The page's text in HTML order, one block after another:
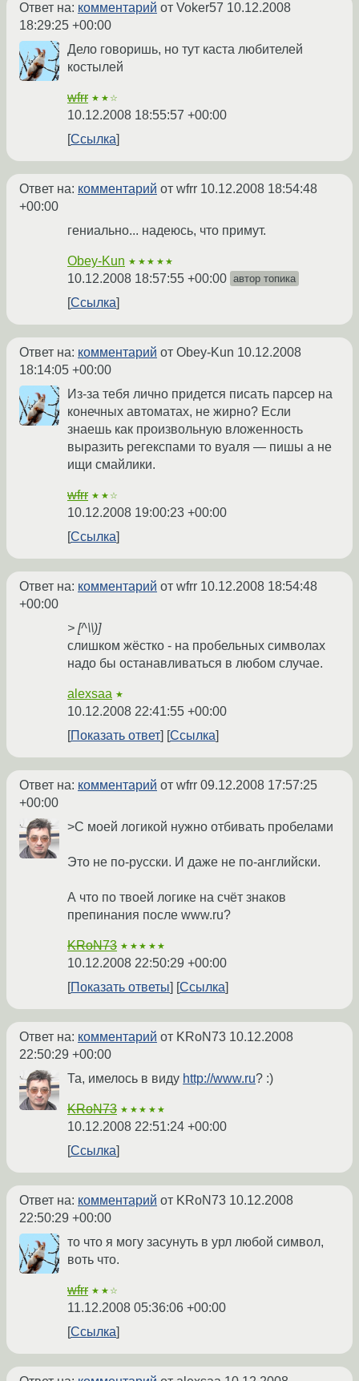
Ответ на: комментарий от Voker57 10.12.2008
18:29:25 +00:00
Дело говоришь, но тут каста любителей
костылей
wfrr ★★☆
10.12.2008 18:55:57 +00:00
Ссылка
Ответ на: комментарий от wfrr 10.12.2008 18:54:48
+00:00
гениально... надеюсь, что примут.
Obey-Kun ★★★★★
10.12.2008 18:57:55 +00:00 автор топика
Ссылка
Ответ на: комментарий от Obey-Kun 10.12.2008
18:14:05 +00:00
Из-за тебя лично придется писать парсер на
конечных автоматах, не жирно? Если
знаешь как произвольную вложенность
выразить регекспами то вуаля — пишы а не
ищи смайлики.
wfrr ★★☆
10.12.2008 19:00:23 +00:00
Ссылка
Ответ на: комментарий от wfrr 10.12.2008 18:54:48
+00:00
> [^\\)]
слишком жёстко - на пробельных символах
надо бы останавливаться в любом случае.
alexsaa ★
10.12.2008 22:41:55 +00:00
Показать ответ
Ссылка
Ответ на: комментарий от wfrr 09.12.2008 17:57:25
+00:00
>С моей логикой нужно отбивать пробелами
Это не по-русски. И даже не по-английски.
А что по твоей логике на счёт знаков
препинания после www.ru?
KRoN73 ★★★★★
10.12.2008 22:50:29 +00:00
Показать ответы
Ссылка
Ответ на: комментарий от KRoN73 10.12.2008
22:50:29 +00:00
Та, имелось в виду http://www.ru? :)
KRoN73 ★★★★★
10.12.2008 22:51:24 +00:00
Ссылка
Ответ на: комментарий от KRoN73 10.12.2008
22:50:29 +00:00
то что я могу засунуть в урл любой символ,
воть что.
wfrr ★★☆
11.12.2008 05:36:06 +00:00
Ссылка